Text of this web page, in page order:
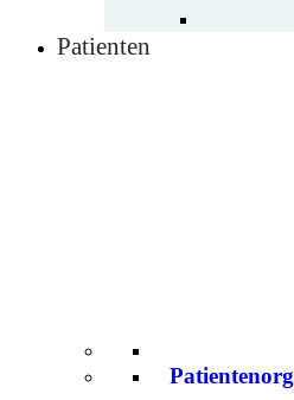
Patienten